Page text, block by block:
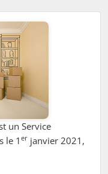
un Service
le 1 er janvier 2021,